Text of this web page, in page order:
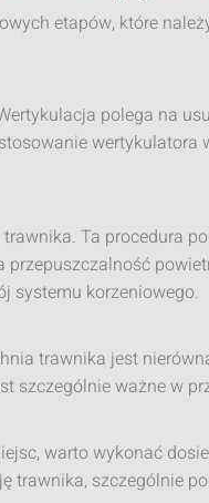
etapów, które
polega na
Ta procedura
systemu korzeniowego.
trawnika jest
szczególnie ważne w
warto wykonać
trawnika, szczególnie